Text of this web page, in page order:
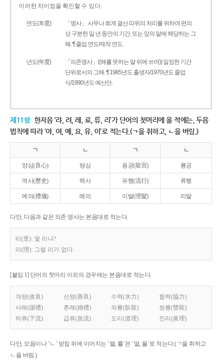
이러한 차이점을 확인할 수 있다.
연도(年度)
「명사」 사무나 회계 결산 따위의 처리를 위하여 편의
상 구분한 일 년 동안의 기간. 또는 앞의 말에 해당하는 그
해. ¶ 졸업 연도/제작 연도.
년도(年度)
「의존명사」((해를 뜻하는 말 뒤에 쓰여)) 일정한 기간
단위로서의 그해. ¶ 1985년도 출생자/1970년도 졸업
식/1990년도 예산안.
제11항 한자음 ‘랴, 려, 례, 료, 류, 리’가 단어의 첫머리에 올 적에는, 두음
법칙에 따라 ‘야, 여, 예, 요, 유, 이’로 적는다.(ㄱ을 취하고, ㄴ을 버림.)
ㄱ ㄴ ㄱ ㄴ
양심(良心) 량심 용궁(龍宮) 룡궁
역사(歷史) 력사 유행(流行) 류행
예의(禮儀) 례의 이발(理髮) 리발
다만, 다음과 같은 의존 명사는 본음대로 적는다.
리(里): 몇 리냐?
리(理): 그럴 리가 없다.
[붙임 1] 단어의 첫머리 이외의 경우에는 본음대로 적는다.
개량(改良) 선량(善良) 수력(水力)
협력(協力)
사례(謝禮)
혼례(婚禮) 와룡(臥龍)
쌍룡(雙龍)
하류(下流)
급류(急流) 도리(道理) 진리(眞理)
다만, 모음이나 ‘ㄴ’ 받침 뒤에 이어지는 ‘렬, 률’은 ‘열, 율’로 적는다.(ㄱ을 취하고
ㄴ을 버림.)